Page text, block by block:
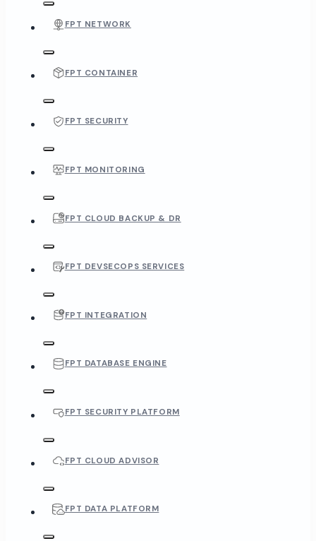
FPT NETWORK
FPT CONTAINER
FPT SECURITY
FPT MONITORING
FPT CLOUD BACKUP & DR
FPT DEVSECOPS SERVICES
FPT INTEGRATION
FPT DATABASE ENGINE
FPT SECURITY PLATFORM
FPT CLOUD ADVISOR
FPT DATA PLATFORM